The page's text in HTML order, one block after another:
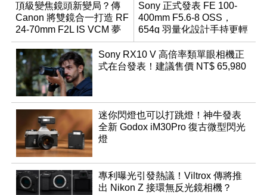
頂級變焦鏡頭新變局？傳
Canon 將雙鏡合一打造 RF
24-70mm F2L IS VCM 夢
幻規格
Sony 正式發表 FE 100-
400mm F5.6-8 OSS，
654g 羽量化設計手持更輕
鬆
Sony RX10 V 高倍率類單眼相機正
式在台發表！建議售價 NT$ 65,980
迷你閃燈也可以打跳燈！神牛發表
全新 Godox iM30Pro 復古微型閃光
燈
專利曝光引發熱議！Viltrox 傳將推
出 Nikon Z 接環無反光鏡相機？